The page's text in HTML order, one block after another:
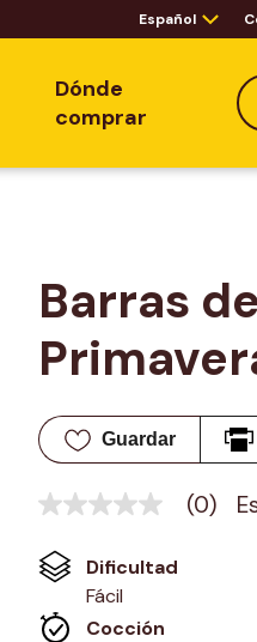
Español
in
Dónde
comprar
Barras
Guardar
Sin
Enlace
en
misma
página.
(0)
Dificultad
Fácil
Cocción